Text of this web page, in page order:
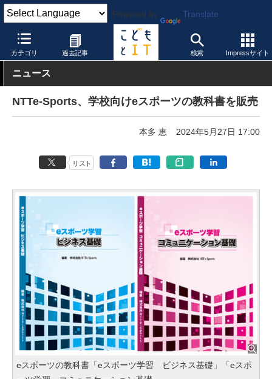
Powered by Translate
カテゴリ 過去記事 検索 Impressサイト
こどもとIT 製品・サービス
ニュース
NTTe-Sports、学校向けeスポーツの教科書を販売
本多 恵 2024年5月27日 17:00
リスト
eスポーツの教科書「eスポーツ学習 ビジネス基礎」「eスポ